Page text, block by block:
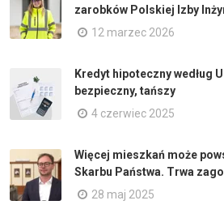
zarobków Polskiej Izby
12 marzec 2026
Kredyt hipoteczny według
bezpieczny, tańszy
4 czerwiec 2025
Więcej mieszkań może
Skarbu Państwa. Trwa
28 maj 2025